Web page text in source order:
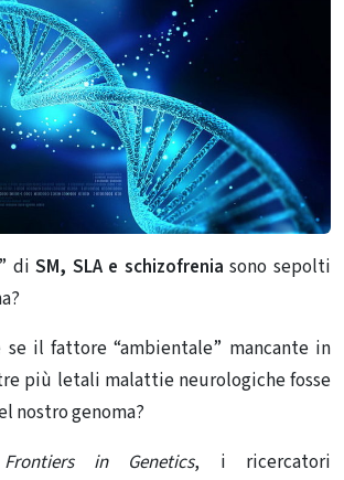
diSM, SLA e schizofrenia sono sepolti
se il fattore “ambientale” mancante in
più letali malattie neurologiche fosse
nostro genoma?
Frontiers in Genetics, i ricercatori